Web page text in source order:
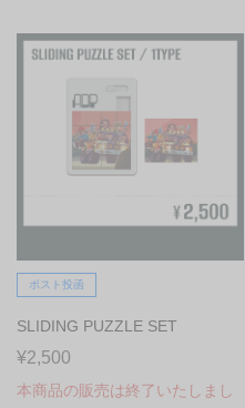
ポスト投函
SLIDING PUZZLE SET
¥2,500
本商品の販売は終了いたしまし